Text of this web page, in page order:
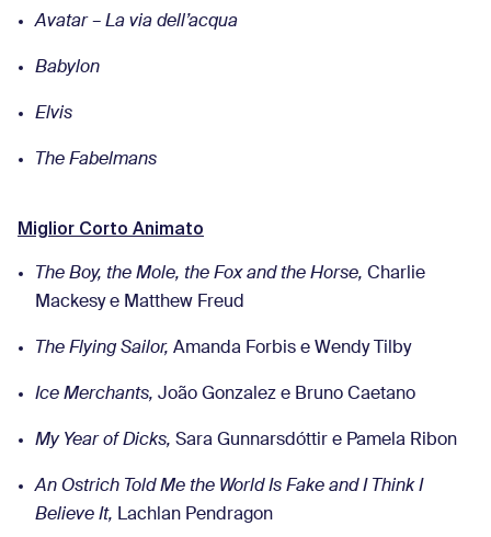
Avatar – La via dell’acqua
Babylon
Elvis
The Fabelmans
Miglior Corto Animato
The Boy, the Mole, the Fox and the Horse, Charlie
Mackesy e Matthew Freud
The Flying Sailor, Amanda Forbis e Wendy Tilby
Ice Merchants, João Gonzalez e Bruno Caetano
My Year of Dicks, Sara Gunnarsdóttir e Pamela Ribon
An Ostrich Told Me the World Is Fake and I Think I
Believe It, Lachlan Pendragon